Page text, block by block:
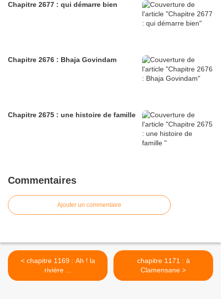
Chapitre 2677 : qui démarre bien
Chapitre 2676 : Bhaja Govindam
Chapitre 2675 : une histoire de famille
Commentaires
Ajouter un commentaire
< chapitre 1169 : Ah ! la
rivière ...
chapitre 1171 : à
Clamensane >